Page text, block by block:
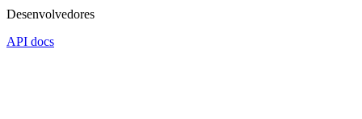
Desenvolvedores
API docs